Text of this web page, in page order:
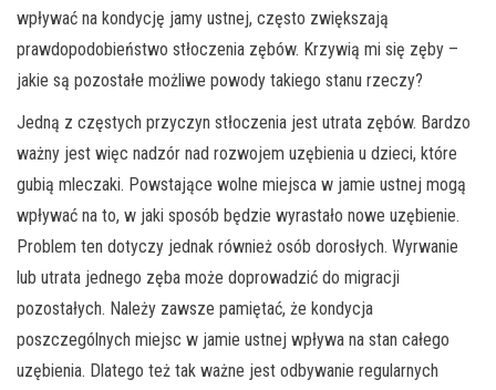
wpływać na kondycję jamy ustnej, często zwiększają
prawdopodobieństwo stłoczenia zębów. Krzywią mi się zęby –
jakie są pozostałe możliwe powody takiego stanu rzeczy?
Jedną z częstych przyczyn stłoczenia jest utrata zębów. Bardzo
ważny jest więc nadzór nad rozwojem uzębienia u dzieci, które
gubią mleczaki. Powstające wolne miejsca w jamie ustnej mogą
wpływać na to, w jaki sposób będzie wyrastało nowe uzębienie.
Problem ten dotyczy jednak również osób dorosłych. Wyrwanie
lub utrata jednego zęba może doprowadzić do migracji
pozostałych. Należy zawsze pamiętać, że kondycja
poszczególnych miejsc w jamie ustnej wpływa na stan całego
uzębienia. Dlatego też tak ważne jest odbywanie regularnych